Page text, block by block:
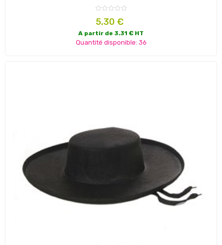
Prix
5,30 €
A partir de 3.31 € HT
Quantité disponible: 36